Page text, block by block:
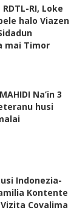
RI, Loke
halo Viazen
mai Timor
Na’in 3
husi
Indonezia-
Kontente
Covalima